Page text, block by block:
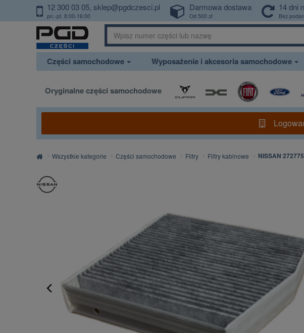
PrzejdzDoTresci
12 300 03 05 sklep@pgdczesci.pl
pn.-pt. 8:00-16:00
Darmowa dostawa
Od 500 zł
14 dni
Bez
Części samochodowe Wyposażenie i akcesoria samochodowe
Oryginalne części samochodowe
StronaWszystkie kategorie Części samochodowe Filtry Filtry kabinowe NISSAN